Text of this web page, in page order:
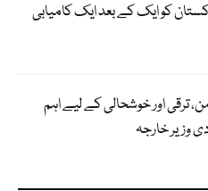
کو ایک کے بعد ایک کامیابی
ترقی اور خوشحالی کے لیے اہم
وزیر خارجہ